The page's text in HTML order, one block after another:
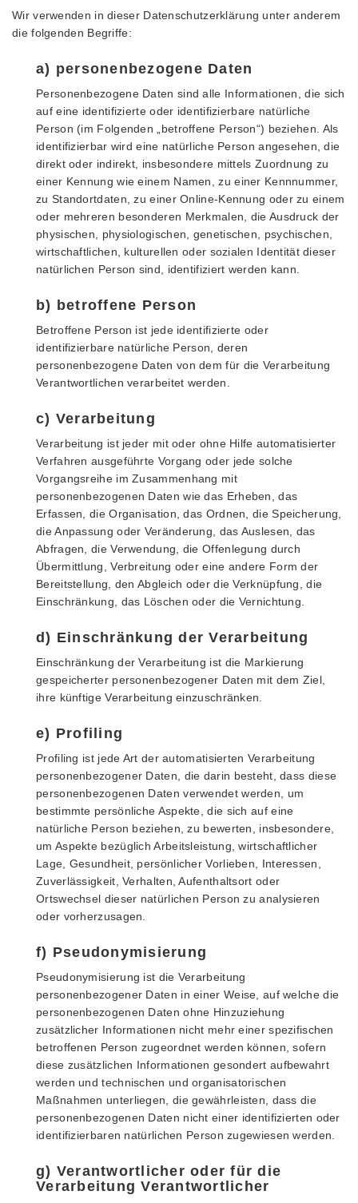
Wir verwenden in dieser Datenschutzerklärung unter anderem
die folgenden Begriffe:
a) personenbezogene Daten
Personenbezogene Daten sind alle Informationen, die sich
auf eine identifizierte oder identifizierbare natürliche
Person (im Folgenden „betroffene Person“) beziehen. Als
identifizierbar wird eine natürliche Person angesehen, die
direkt oder indirekt, insbesondere mittels Zuordnung zu
einer Kennung wie einem Namen, zu einer Kennnummer,
zu Standortdaten, zu einer Online-Kennung oder zu einem
oder mehreren besonderen Merkmalen, die Ausdruck der
physischen, physiologischen, genetischen, psychischen,
wirtschaftlichen, kulturellen oder sozialen Identität dieser
natürlichen Person sind, identifiziert werden kann.
b) betroffene Person
Betroffene Person ist jede identifizierte oder
identifizierbare natürliche Person, deren
personenbezogene Daten von dem für die Verarbeitung
Verantwortlichen verarbeitet werden.
c) Verarbeitung
Verarbeitung ist jeder mit oder ohne Hilfe automatisierter
Verfahren ausgeführte Vorgang oder jede solche
Vorgangsreihe im Zusammenhang mit
personenbezogenen Daten wie das Erheben, das
Erfassen, die Organisation, das Ordnen, die Speicherung,
die Anpassung oder Veränderung, das Auslesen, das
Abfragen, die Verwendung, die Offenlegung durch
Übermittlung, Verbreitung oder eine andere Form der
Bereitstellung, den Abgleich oder die Verknüpfung, die
Einschränkung, das Löschen oder die Vernichtung.
d) Einschränkung der Verarbeitung
Einschränkung der Verarbeitung ist die Markierung
gespeicherter personenbezogener Daten mit dem Ziel,
ihre künftige Verarbeitung einzuschränken.
e) Profiling
Profiling ist jede Art der automatisierten Verarbeitung
personenbezogener Daten, die darin besteht, dass diese
personenbezogenen Daten verwendet werden, um
bestimmte persönliche Aspekte, die sich auf eine
natürliche Person beziehen, zu bewerten, insbesondere,
um Aspekte bezüglich Arbeitsleistung, wirtschaftlicher
Lage, Gesundheit, persönlicher Vorlieben, Interessen,
Zuverlässigkeit, Verhalten, Aufenthaltsort oder
Ortswechsel dieser natürlichen Person zu analysieren
oder vorherzusagen.
f) Pseudonymisierung
Pseudonymisierung ist die Verarbeitung
personenbezogener Daten in einer Weise, auf welche die
personenbezogenen Daten ohne Hinzuziehung
zusätzlicher Informationen nicht mehr einer spezifischen
betroffenen Person zugeordnet werden können, sofern
diese zusätzlichen Informationen gesondert aufbewahrt
werden und technischen und organisatorischen
Maßnahmen unterliegen, die gewährleisten, dass die
personenbezogenen Daten nicht einer identifizierten oder
identifizierbaren natürlichen Person zugewiesen werden.
g) Verantwortlicher oder für die
Verarbeitung Verantwortlicher